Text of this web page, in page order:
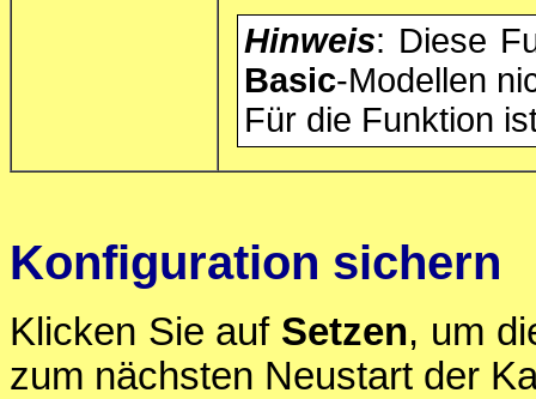
Hinweis: Diese
Basic-Modellen
Für die Funktion
Konfiguration sichern
Klicken Sie auf Setzen, um
zum nächsten Neustart der